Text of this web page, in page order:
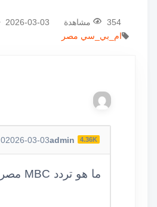
354 مشاهدة 2026-03-03
ام_بي_سي مصر
admin 4.36K
2026-03-03
0
ما هو تردد MBC مصر الجديد؟